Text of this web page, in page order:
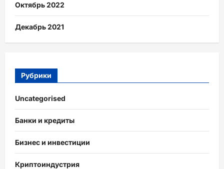
Октябрь 2022
Декабрь 2021
Рубрики
Uncategorised
Банки и кредиты
Бизнес и инвестиции
Криптоиндустрия